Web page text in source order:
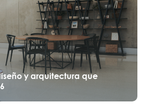
y arquitectura que